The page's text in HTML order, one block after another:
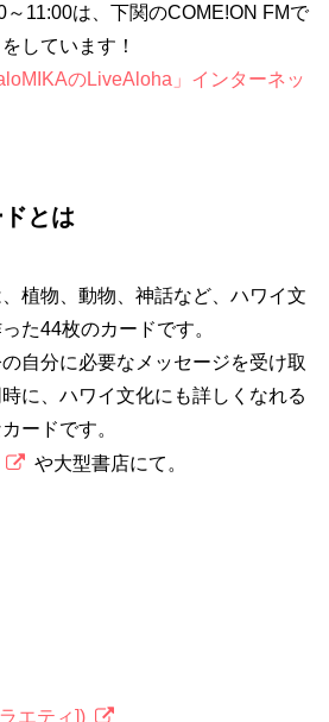
～ 11:00は、下関のCOME!ON FMで
しています！
のLiveAloha 」インターネッ
とは
植物、動物、神話など、ハワイ文
た44枚のカードです。
自分に必要なメッセージを受け取
に、ハワイ文化にも詳しくなれる
ードです。
や大型書店にて。
エティ])